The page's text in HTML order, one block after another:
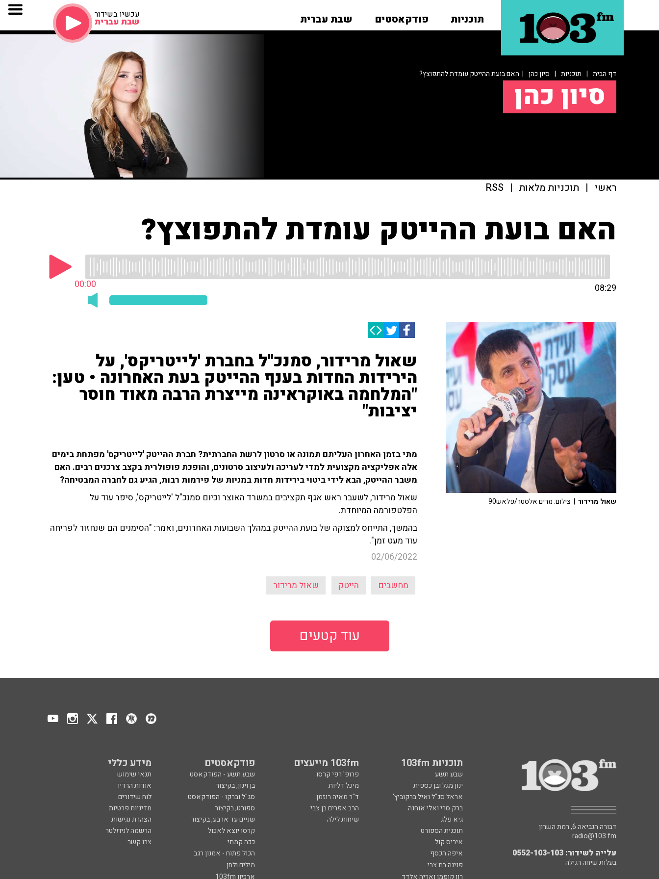
תוכניות פודקאסטים שבת עברית עכשיו בשידור
שבת עברית
דף הבית | תוכניות | סיון כהן | האם בועת ההייטק עומדת להתפוצץ?
סיון כהן
ראשי | תוכניות מלאות |
RSS
האם בועת ההייטק עומדת להתפוצץ?
00:00 08:29
שאול מרידור, סמנכ"ל בחברת 'לייטריקס', על
הירידות החדות בענף ההייטק בעת האחרונה • טען:
"המלחמה באוקראינה מייצרת הרבה מאוד חוסר
יציבות"
מתי בזמן האחרון העליתם תמונה או סרטון לרשת החברתית? חברת ההייטק 'לייטריקס' מפתחת בימים
אלה אפליקציה מקצועית למדי לעריכה ולעיצוב סרטונים, והופכת פופולרית בקצב צרכנים רבים. האם
משבר ההייטק, הבא לידי ביטוי בירידות חדות במניות של פירמות רבות, הגיע גם לחברה המבטיחה?
שאול מרידור, לשעבר ראש אגף תקציבים במשרד האוצר וכיום סמנכ"ל 'לייטריקס', סיפר עוד על
הפלטפורמה המיוחדת.
בהמשך, התייחס למצוקה של בועת ההייטק במהלך השבועות האחרונים, ואמר: "הסימנים הם שנחזור לפריחה
עוד מעט זמן".
02/06/2022
מחשבים הייטק שאול מרידור
שאול מרידור | צילום: מרים אלסטר/פלאש90
עוד קטעים
תוכניות 103fm 103fm מייעצים פודקאסטים מידע כללי
שבע תשע פרופ' רפי קרסו שבע תשע - הפודקאסט
תנאי שימוש
ינון מגל ובן כספית
מיכל דליות בן וינון, בקיצור
אודות הרדיו
אראל סג"ל ואיל ברקוביץ'
ד"ר מאיה רוזמן סג"ל וברקו - הפודקאסט
לוח שידורים
ברק סרי ואלי אוחנה
הרב אפרים בן צבי ספורט, בקיצור
מדיניות פרטיות
גיא פלג
שיחות לילה שניים עד ארבע, בקיצור
הצהרת נגישות
תוכנית הספורט
קרסו יוצא לאכול
הרשמה לניוזלטר
איריס קול
ככה קמתי
צרו קשר
איפה הכסף
הכול פתוח - אמנון רגב
פנינה בת צבי
מילים ולחן
רון קופמן ואריה אלדד
ארכיון 103fm
דבורה הנביאה 6, רמת השרון
radio@103.fm
עלייה לשידור: 0552-103-103
בעלות שיחה רגילה